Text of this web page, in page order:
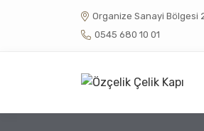
Organize Sanayi Bölgesi
0545 680 10 01